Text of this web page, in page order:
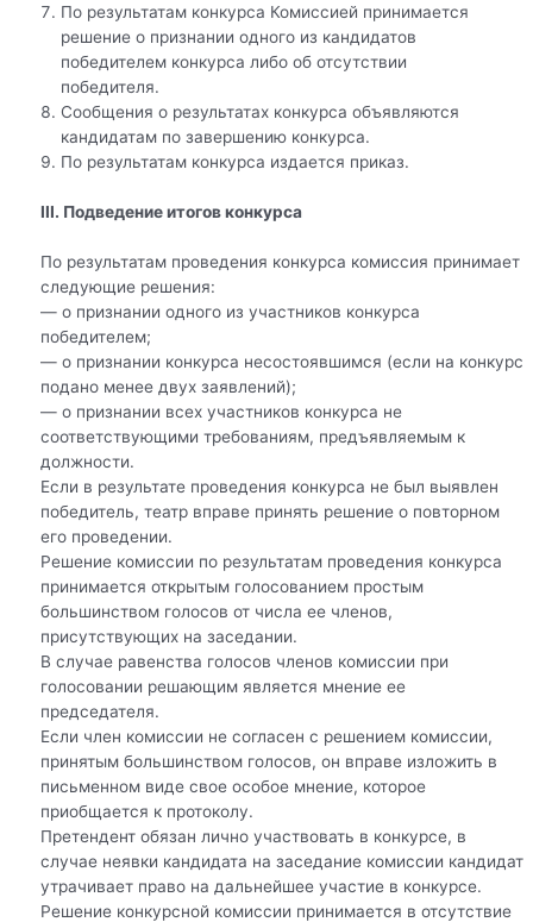
По результатам конкурса Комиссией принимается
решение о признании одного из кандидатов
победителем конкурса либо об отсутствии
победителя.
Сообщения о результатах конкурса объявляются
кандидатам по завершению конкурса.
По результатам конкурса издается приказ.
III. Подведение итогов конкурса
По результатам проведения конкурса комиссия принимает
следующие решения:
— о признании одного из участников конкурса
победителем;
— о признании конкурса несостоявшимся (если на конкурс
подано менее двух заявлений);
— о признании всех участников конкурса не
соответствующими требованиям, предъявляемым к
должности.
Если в результате проведения конкурса не был выявлен
победитель, театр вправе принять решение о повторном
его проведении.
Решение комиссии по результатам проведения конкурса
принимается открытым голосованием простым
большинством голосов от числа ее членов,
присутствующих на заседании.
В случае равенства голосов членов комиссии при
голосовании решающим является мнение ее
председателя.
Если член комиссии не согласен с решением комиссии,
принятым большинством голосов, он вправе изложить в
письменном виде свое особое мнение, которое
приобщается к протоколу.
Претендент обязан лично участвовать в конкурсе, в
случае неявки кандидата на заседание комиссии кандидат
утрачивает право на дальнейшее участие в конкурсе.
Решение конкурсной комиссии принимается в отсутствие